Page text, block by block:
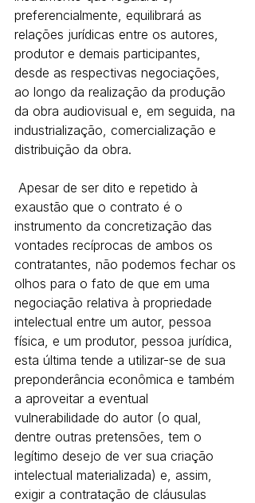
preferencialmente, equilibrará as
relações jurídicas entre os autores,
produtor e demais participantes,
desde as respectivas negociações,
ao longo da realização da produção
da obra audiovisual e, em seguida, na
industrialização, comercialização e
distribuição da obra.
exaustão que o contrato é o
instrumento da concretização das
vontades recíprocas de ambos os
contratantes, não podemos fechar os
olhos para o fato de que em uma
negociação relativa à propriedade
intelectual entre um autor, pessoa
física, e um produtor, pessoa jurídica,
esta última tende a utilizar-se de sua
preponderância econômica e também
a aproveitar a eventual
vulnerabilidade do autor (o qual,
dentre outras pretensões, tem o
legítimo desejo de ver sua criação
intelectual materializada) e, assim,
exigir a contratação de cláusulas